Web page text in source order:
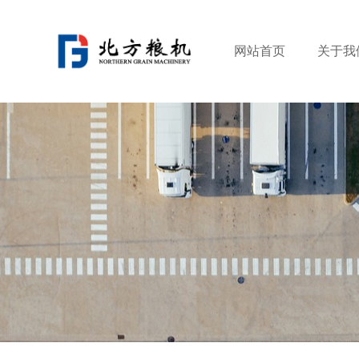
网站首页 关于我